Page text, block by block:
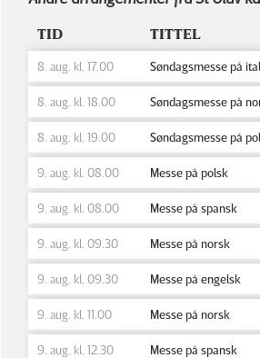
TID TITTEL
8. aug. kl. 17.00 Søndagsmesse på
8. aug. kl. 18.00 Søndagsmesse på
8. aug. kl. 19.00 Søndagsmesse på
9. aug. kl. 08.00 Messe på polsk
9. aug. kl. 08.00 Messe på spansk
9. aug. kl. 09.30 Messe på norsk
9. aug. kl. 09.30 Messe på engelsk
9. aug. kl. 11.00 Messe på norsk
9. aug. kl. 12.30 Messe på spansk